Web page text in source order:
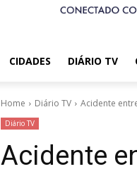
CIDADES DIÁRIO TV
Home Diário TV Acidente
Diário TV
Acidente